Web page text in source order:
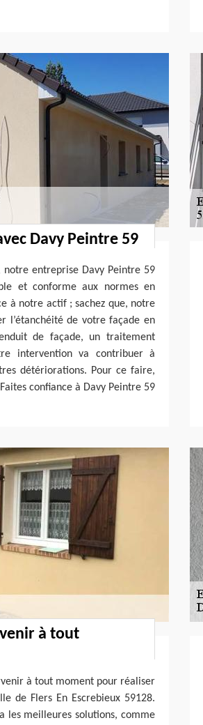
Davy Peintre 59
notre entreprise Davy Peintre 59
et conforme aux normes en
à notre actif ; sachez que, notre
l’étanchéité de votre façade en
de façade, un traitement
intervention va contribuer à
détériorations. Pour ce faire,
confiance à Davy Peintre 59
à tout
à tout moment pour réaliser
de Flers En Escrebieux 59128.
les meilleures solutions, comme